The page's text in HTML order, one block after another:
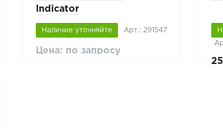
Indicator
Наличие уточняйте Арт.: 291547
Цена: по запросу